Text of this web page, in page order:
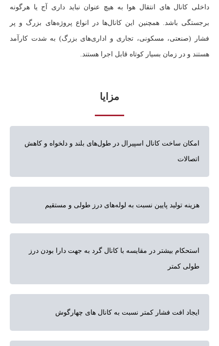
داخلی کانال های انتقال هوا به هیچ عنوان نباید داری آج یا هرگونه
برجستگی باشد. همچنین این کانال‌ها در انواع پروژه‌های بزرگ و پر
فشار (صنعتی، مسکونی، تجاری و اداری‌های بزرگ) به شدت کارآمد
هستند و در زمان بسیار کوتاه قابل اجرا هستند.
مزایا
امکان ساخت کانال اسپیرال در طول‌های بلند و دلخواه و کاهش
اتصالات
هزینه تولید پایین نسبت به لوله‌های درز طولی و مستقیم
استحکام بیشتر در مقایسه با کانال گرد به جهت دارا بودن درز
طولی کمتر
ایجاد افت فشار کمتر نسبت به کانال های چهارگوش